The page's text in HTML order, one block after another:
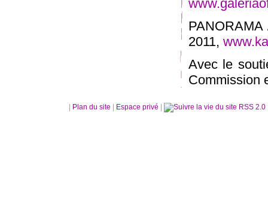
2011,
Avec le
Commission
Plan du site Espace privé RSS 2.0